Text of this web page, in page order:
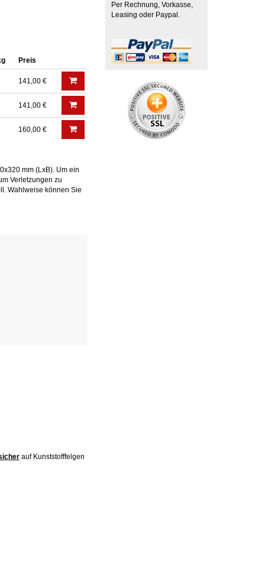
Preis
141,00 €
141,00 €
160,00 €
mm (LxB). Um ein
Verletzungen zu
Wahlweise können Sie
auf Kunststofffelgen
Per Rechnung, Vorkasse,
Leasing oder Paypal.